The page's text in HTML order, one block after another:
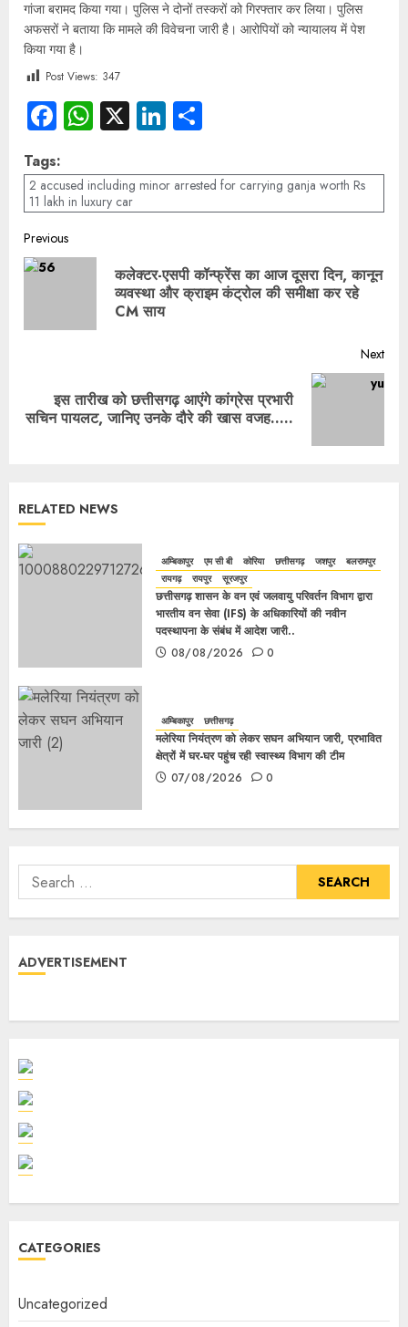
गांजा बरामद किया गया। पुलिस ने दोनों तस्करों को गिरफ्तार कर लिया। पुलिस
अफसरों ने बताया कि मामले की विवेचना जारी है। आरोपियों को न्यायालय में पेश
किया गया है।
Post Views: 347
Facebook
WhatsApp
X LinkedIn
Tags:
2 accused including minor arrested for carrying ganja worth Rs
11 lakh in luxury car
Previous
कलेक्टर-एसपी कॉन्फ्रेंस का आज दूसरा दिन, कानून
व्यवस्था और क्राइम कंट्रोल की समीक्षा कर रहे
CM साय
Next
इस तारीख को छत्तीसगढ़ आएंगे कांग्रेस प्रभारी
सचिन पायलट, जानिए उनके दौरे की खास वजह…..
RELATED NEWS
अम्बिकापुर एम सी बी कोरिया छत्तीसगढ़ जशपुर
बलरामपुर
रायगढ़
रायपुर सूरजपुर
छत्तीसगढ़ शासन के वन एवं जलवायु परिवर्तन विभाग द्वारा
भारतीय वन सेवा (IFS) के अधिकारियों की नवीन
पदस्थापना के संबंध में आदेश जारी..
08/08/2026
0
अम्बिकापुर छत्तीसगढ़
मलेरिया नियंत्रण को लेकर सघन अभियान जारी, प्रभावित
क्षेत्रों में घर-घर पहुंच रही स्वास्थ्य विभाग की टीम
07/08/2026
0
ADVERTISEMENT
CATEGORIES
Uncategorized